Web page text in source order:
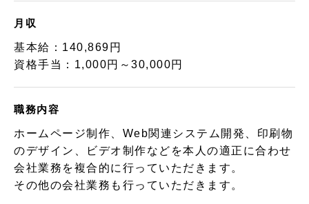
月収
基本給：140,869円
資格手当：1,000円～30,000円
職務内容
ホームページ制作、Web関連システム開発、印刷物
のデザイン、ビデオ制作などを本人の適正に合わせ
会社業務を複合的に行っていただきます。
その他の会社業務も行っていただきます。